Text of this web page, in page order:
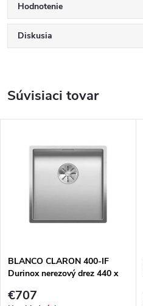
Hodnotenie
Diskusia
Súvisiaci tovar
BLANCO CLARON 400-IF
Durinox nerezový drez 440 x
€707